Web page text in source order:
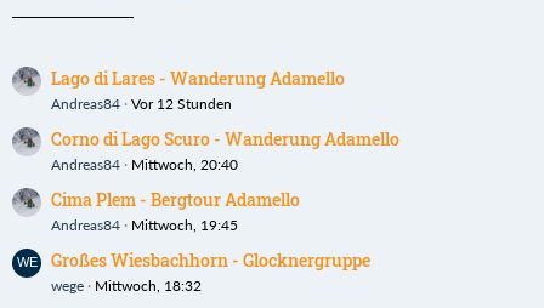
Lago di Lares - Wanderung Adamello
Andreas84 Vor 12 Stunden
Corno di Lago Scuro - Wanderung Adamello
Andreas84 Mittwoch, 20:40
Cima Plem - Bergtour Adamello
Andreas84 Mittwoch, 19:45
Großes Wiesbachhorn - Glocknergruppe
wege Mittwoch, 18:32